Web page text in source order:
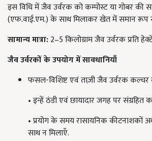
इस विधि में जैव उर्वरक को कम्पोस्ट या गोबर की
(एफ.वाई.एम.) के साथ मिलाकर खेत में समान रूप
सामान्यमात्रा:2–5 किलोग्राम जैव उर्वरक प्रति
जैवउर्वरकोंकेउपयोगमेंसावधानियाँ
फसल-विशिष्ट एवं ताज़ी जैव उर्वरक
• इन्हें ठंडी एवं छायादार जगह पर संग्रहित
• प्रयोग के समय रासायनिक
साथ न मिलाएँ.